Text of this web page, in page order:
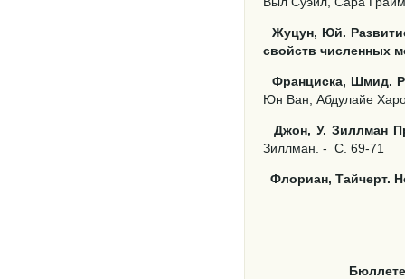
Жуцун, Юй.
свойств численных
Франциска, Шмид.
Юн Ван, Абдулайе
Джон, У. Зиллман
Зиллман. - С. 69-71
Флориан, Тайчерт.